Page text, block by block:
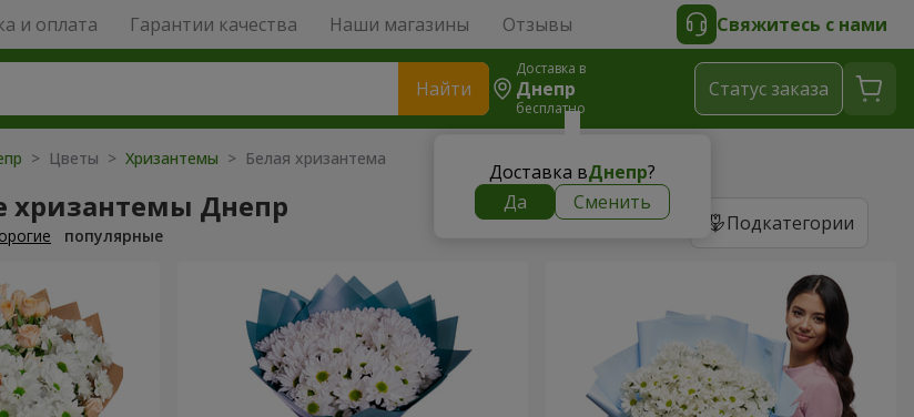
и оплата Гарантии качества Наши магазины Отзывы Свяжитесь с нами
Найти
Доставка в
Днепр
бесплатно
Доставка вДнепр?
Да
Сменить
Cтатус заказа
> Цветы > Хризантемы > Белая хризантема
хризантемы Днепр Подкатегории
популярные